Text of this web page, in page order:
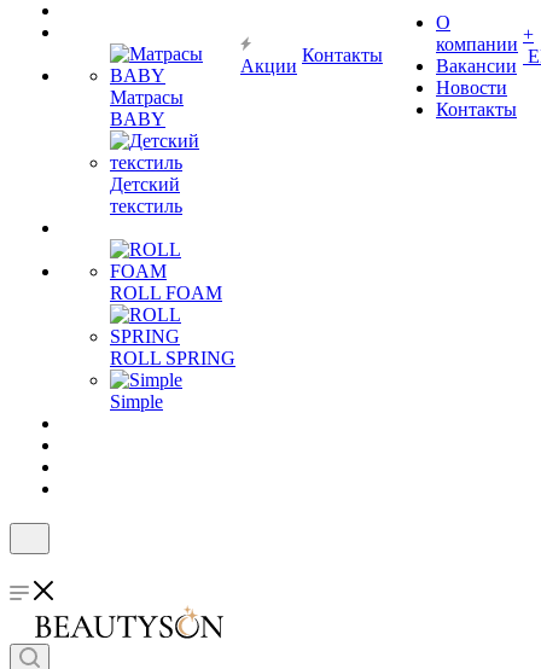
Матрасы
BABY
Детский
текстиль
ROLL FOAM
ROLL SPRING
Simple
Акции
Контакты
О
компании
Вакансии
Новости
Контакты
+